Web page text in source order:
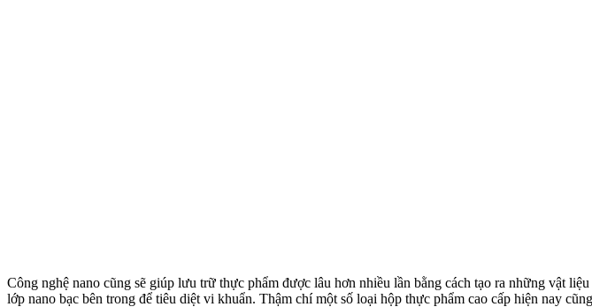
Công nghệ nano cũng sẽ giúp lưu trữ thực phẩm được lâu hơn nhiều lần bằng cách tạo ra những vật
lớp nano bạc bên trong để tiêu diệt vi khuẩn. Thậm chí một số loại hộp thực phẩm cao cấp hiện nay